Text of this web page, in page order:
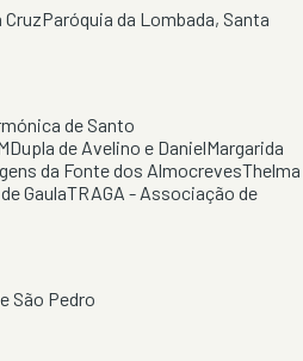
Paróquia da Lombada, Santa
de Santo
Dupla de Avelino e DanielMargarida
da Fonte dos AlmocrevesThelma
GaulaTRAGA - Associação de
São Pedro